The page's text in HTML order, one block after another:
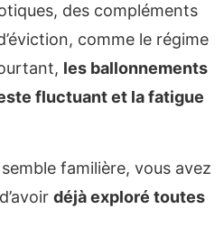
des compléments
comme le régime
les ballonnements
fluctuant et la fatigue
familière, vous avez
déjà exploré toutes